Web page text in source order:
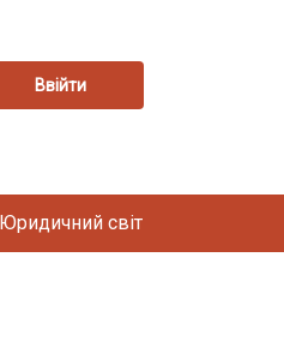
Ввійти
Юридичний світ